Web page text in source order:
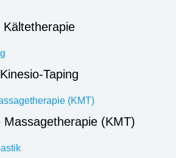
Kältetherapie
Kinesio-Taping
Massagetherapie (KMT)